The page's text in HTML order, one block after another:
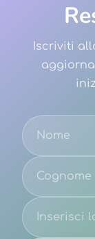
Iscriviti
Email